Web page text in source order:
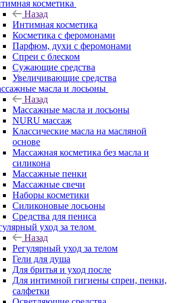
косметика
Назад
Интимная косметика
Косметика с феромонами
Парфюм, духи с феромонами
Спреи с блеском
Сужающие средства
Увеличивающие средства
масла и лосьоны
Назад
Массажные масла и лосьоны
NURU массаж
Классические масла на масляной
основе
Массажная косметика без масла и
силикона
Массажные пенки
Массажные свечи
Наборы косметики
Силиконовые лосьоны
Средства для пениса
уход за телом
Назад
Регулярный уход за телом
Гели для душа
Для бритья и уход после
Для интимной гигиены спреи, пенки,
салфетки